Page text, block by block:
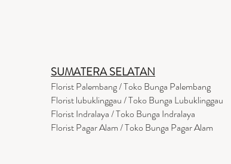
SUMATERA SELATAN
Florist Palembang / Toko Bunga Palembang
Florist lubuklinggau / Toko Bunga Lubuklinggau
Florist Indralaya / Toko Bunga Indralaya
Florist Pagar Alam / Toko Bunga Pagar Alam